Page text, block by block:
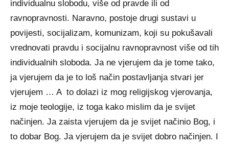
individualnu slobodu, više od pravde ili od
ravnopravnosti. Naravno, postoje drugi sustavi u
povijesti, socijalizam, komunizam, koji su pokušavali
vrednovati pravdu i socijalnu ravnopravnost više od tih
individualnih sloboda. Ja ne vjerujem da je tome tako,
ja vjerujem da je to loš način postavljanja stvari jer
vjerujem … A to dolazi iz mog religijskog vjerovanja,
iz moje teologije, iz toga kako mislim da je svijet
načinjen. Ja zaista vjerujem da je svijet načinio Bog, i
to dobar Bog. Ja vjerujem da je svijet dobro načinjen. I